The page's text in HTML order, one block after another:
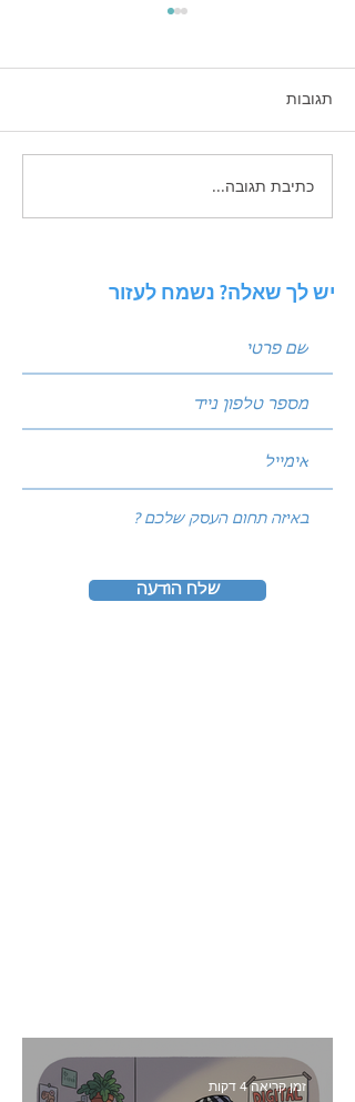
ניתוח סביבה באמצעות מודל
תגובות
כתיבת תגובה...
יש לך שאלה? נשמח לעזור
שלח הודעה
זמן קריאה 4 דקות